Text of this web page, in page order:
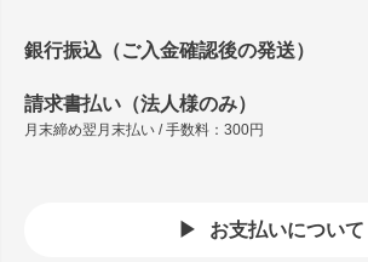
銀行振込（ご入金確認後の発送）
請求書払い（法人様のみ）
月末締め翌月末払い / 手数料：300円
お支払いについて